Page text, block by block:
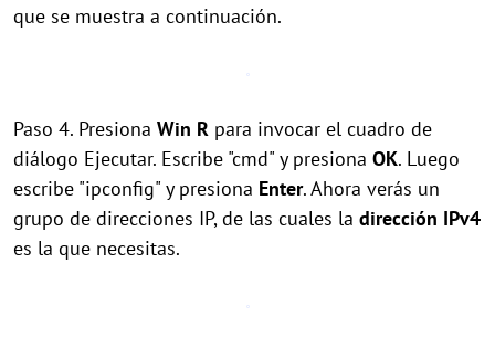
que se muestra a continuación.
Paso 4. Presiona Win R para invocar el cuadro de
diálogo Ejecutar. Escribe "cmd" y presiona OK. Luego
escribe "ipconfig" y presiona Enter. Ahora verás un
grupo de direcciones IP, de las cuales la dirección IPv4
es la que necesitas.